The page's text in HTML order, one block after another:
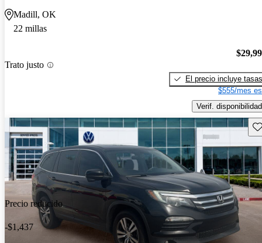
Madill, OK
22 millas
Trato justo
El precio incluye tasas
$555/mes
Verif. disponibilidad
Precio reducido
-$1,437